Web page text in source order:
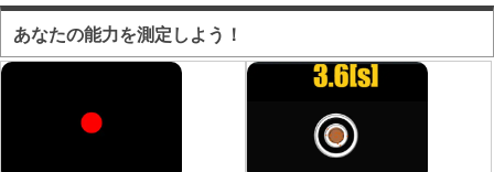
あなたの能力を測定しよう！